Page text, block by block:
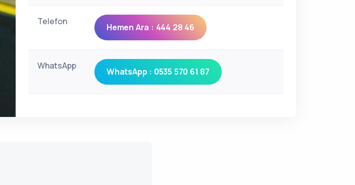
Telefon
Hemen Ara : 444 28 46
WhatsApp
WhatsApp : 0535 570 61 87